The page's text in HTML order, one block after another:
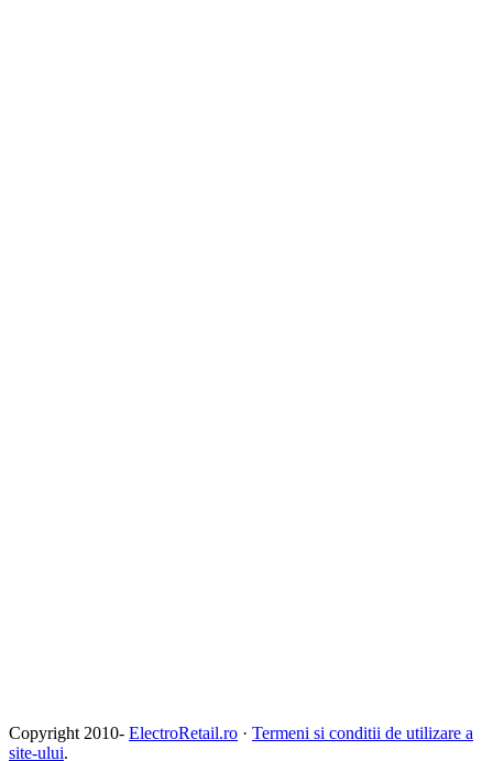
Copyright 2010- ElectroRetail.ro · Termeni si conditii de utilizare a
site-ului.